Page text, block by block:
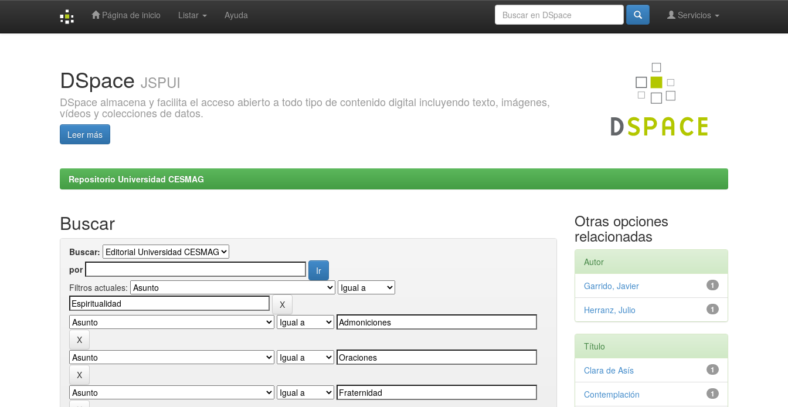
Página de inicio Listar Ayuda Servicios
DSpace JSPUI
DSpace almacena y facilita el acceso abierto a todo tipo de contenido digital incluyendo texto, imágenes,
vídeos y colecciones de datos.
Leer más
Repositorio Universidad CESMAG
Buscar
Buscar:
por
Filtros actuales:
Otras opciones
relacionadas
Autor
1
Garrido, Javier
1
Herranz, Julio
Título
1
Clara de Asís
1
Contemplación